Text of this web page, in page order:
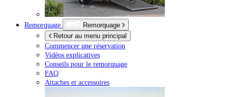
Remorquage
Remorquage
Retour au menu principal
Commencer une réservation
Vidéos explicatives
Conseils pour le remorquage
FAQ
Attaches et accessoires